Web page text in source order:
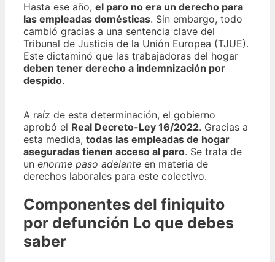
Hasta ese año, el paro no era un derecho para
las empleadas domésticas. Sin embargo, todo
cambió gracias a una sentencia clave del
Tribunal de Justicia de la Unión Europea (TJUE).
Este dictaminó que las trabajadoras del hogar
deben tener derecho a indemnización por
despido.
A raíz de esta determinación, el gobierno
aprobó el Real Decreto-Ley 16/2022. Gracias a
esta medida, todas las empleadas de hogar
aseguradas tienen acceso al paro. Se trata de
un enorme paso adelante en materia de
derechos laborales para este colectivo.
Componentes del finiquito
por defunción Lo que debes
saber